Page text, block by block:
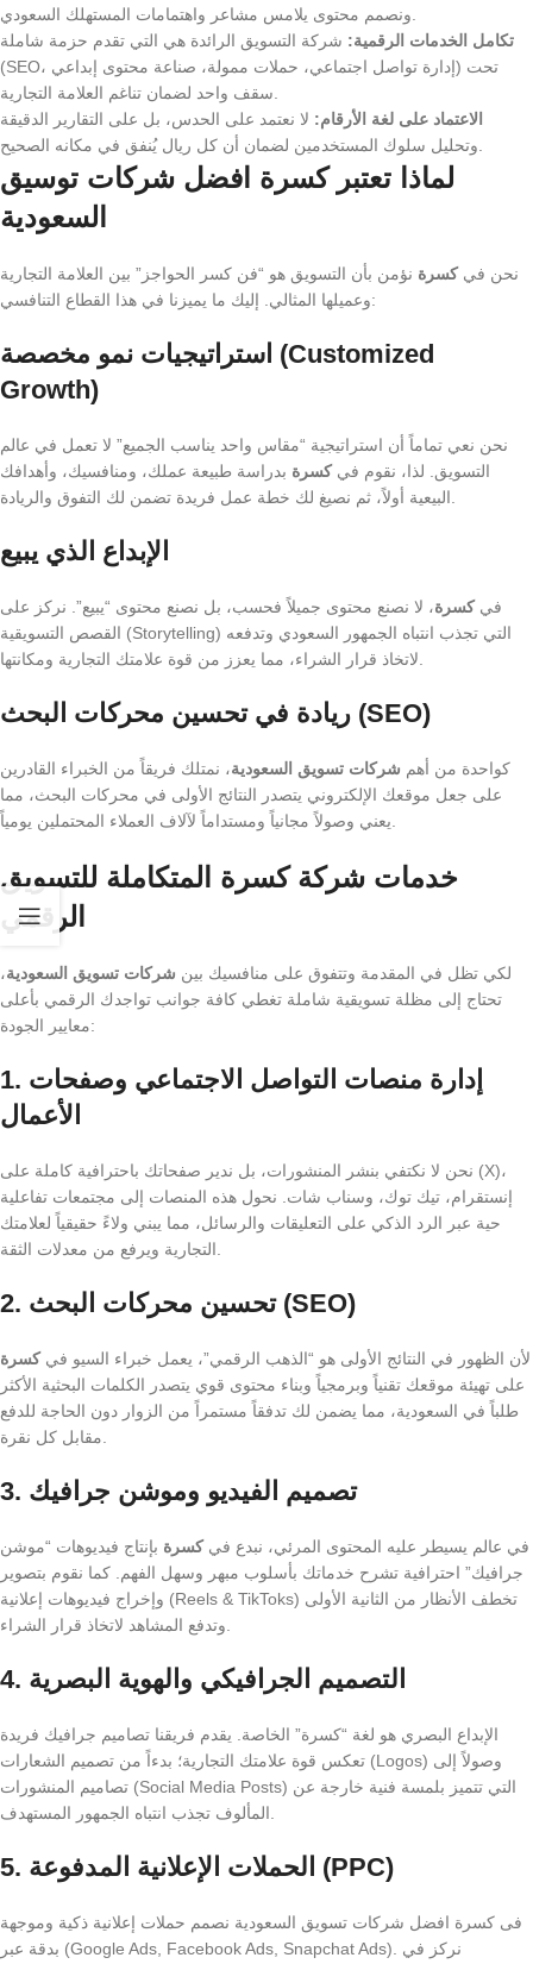
تكامل الخدمات الرقمية: شركة التسويق الرائدة هي التي تقدم حزمة شاملة
(SEO، إدارة تواصل اجتماعي، حملات ممولة، صناعة محتوى إبداعي) تحت
الاعتماد على لغة الأرقام: لا نعتمد على الحدس، بل على التقارير الدقيقة
لماذا تعتبر كسرة افضل شركات توسيق
السعودية
نحن فيكسرة نؤمن بأن التسويق هو “فن كسر الحواجز” بين العلامة التجارية
وعميلها المثالي. إليك ما يميزنا في هذا القطاع التنافسي:
استراتيجيات نمو مخصصة (Customized
Growth)
نحن نعي تماماً أن استراتيجية “مقاس واحد يناسب الجميع” لا تعمل في عالم
التسويق. لذا، نقوم فيكسرة بدراسة طبيعة عملك، ومنافسيك، وأهدافك
الإبداع الذي يبيع
فيكسرة، لا نصنع محتوى جميلاً فحسب، بل نصنع محتوى “يبيع”. نركز على
القصص التسويقية (Storytelling) التي تجذب انتباه الجمهور السعودي وتدفعه
ريادة في تحسين محركات البحث (SEO)
كواحدة من أهم شركات تسويق السعودية، نمتلك فريقاً من الخبراء القادرين
على جعل موقعك الإلكتروني يتصدر النتائج الأولى في محركات البحث، مما
خدمات شركة كسرة المتكاملة للتسويق
الرقمي
لكي تظل في المقدمة وتتفوق على منافسيك بين شركات تسويق السعودية،
تحتاج إلى مظلة تسويقية شاملة تغطي كافة جوانب تواجدك الرقمي بأعلى
معايير الجودة:
1. إدارة منصات التواصل الاجتماعي وصفحات
الأعمال
نحن لا نكتفي بنشر المنشورات، بل ندير صفحاتك باحترافية كاملة على (X)،
إنستقرام، تيك توك، وسناب شات. نحول هذه المنصات إلى مجتمعات تفاعلية
حية عبر الرد الذكي على التعليقات والرسائل، مما يبني ولاءً حقيقياً لعلامتك
2. تحسين محركات البحث (SEO)
لأن الظهور في النتائج الأولى هو “الذهب الرقمي”، يعمل خبراء السيو فيكسرة
على تهيئة موقعك تقنياً وبرمجياً وبناء محتوى قوي يتصدر الكلمات البحثية الأكثر
طلباً في السعودية، مما يضمن لك تدفقاً مستمراً من الزوار دون الحاجة للدفع
3. تصميم الفيديو وموشن جرافيك
في عالم يسيطر عليه المحتوى المرئي، نبدع فيكسرة بإنتاج فيديوهات “موشن
جرافيك” احترافية تشرح خدماتك بأسلوب مبهر وسهل الفهم. كما نقوم بتصوير
وإخراج فيديوهات إعلانية (Reels & TikToks) تخطف الأنظار من الثانية الأولى
4. التصميم الجرافيكي والهوية البصرية
الإبداع البصري هو لغة “كسرة” الخاصة. يقدم فريقنا تصاميم جرافيك فريدة
تعكس قوة علامتك التجارية؛ بدءاً من تصميم الشعارات (Logos) وصولاً إلى
تصاميم المنشورات (Social Media Posts) التي تتميز بلمسة فنية خارجة عن
5. الحملات الإعلانية المدفوعة (PPC)
فى كسرة افضل شركات تسويق السعودية نصمم حملات إعلانية ذكية وموجهة
بدقة عبر (Google Ads, Facebook Ads, Snapchat Ads). نركز في